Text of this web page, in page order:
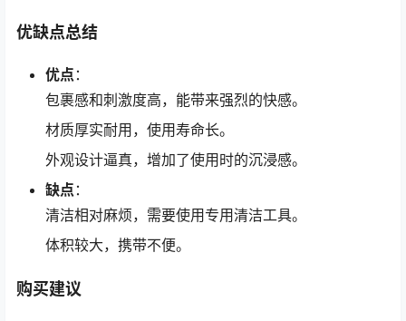
优缺点总结
优点 ：
包裹感和刺激度高，能带来强烈的快感。
材质厚实耐用，使用寿命长。
外观设计逼真，增加了使用时的沉浸感。
缺点 ：
清洁相对麻烦，需要使用专用清洁工具。
体积较大，携带不便。
购买建议